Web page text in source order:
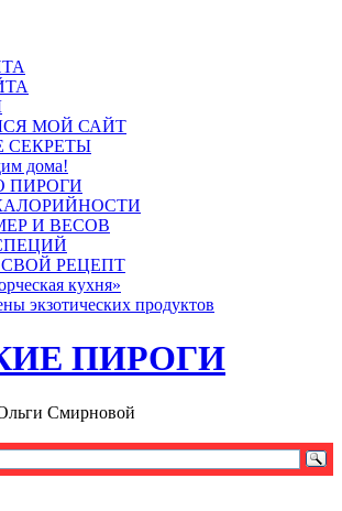
МОЙ САЙТ
СЕКРЕТЫ
дома!
ПИРОГИ
И ВЕСОВ
РЕЦЕПТ
кухня»
экзотических продуктов
ПИРОГИ
Смирновой